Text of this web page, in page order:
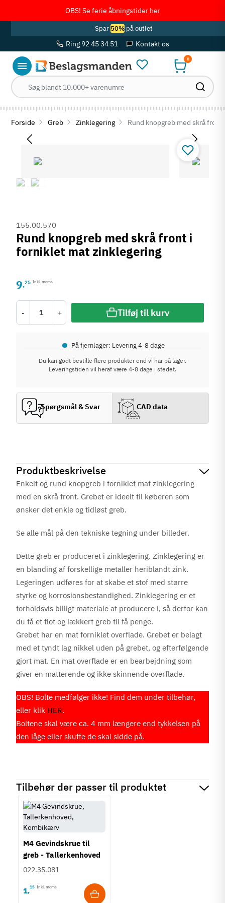
OBS! Se ferie åbningstider her
Spar 50%på outlet
Ring 92 45 34 51 Kontakt os
0
Forside Greb Zinklegering Rund knopgreb med skrå
Produktbeskrivelse
Enkelt og rund knopgreb i forniklet mat zinklegering
med en skrå front. Grebet er ideelt til køberen som
ønsker det enkle og tidløst greb.
Se alle mål på den tekniske tegning under billeder.
Dette greb er produceret i zinklegering. Zinklegering er
en blanding af forskellige metaller heriblandt zink.
Legeringen udføres for at skabe et stof med større
styrke og korrosionsbestandighed. Zinklegering er et
forholdsvis billigt materiale at producere i, så derfor kan
du få et flot og lækkert greb til få penge.
Grebet har en mat forniklet overflade. Grebet er belagt
med et tyndt lag nikkel uden på grebet, og efterfølgende
gjort mat. En mat overflade er en bearbejdning som
giver en matterende og ikke skinnende overflade.
OBS! Bolte medfølger ikke! Find dem under tilbehør,
eller klik HER.
Boltene skal være ca. 4 mm længere end tykkelsen på
den låge eller skuffe de skal sidde på.
Tilbehør der passer til produktet
M4 Gevindskrue til
greb - Tallerkenhoved
- Krydskærv
022.35.081
1,15 Inkl. moms
155.00.570
Rund knopgreb med skrå front i
forniklet mat zinklegering
9,25 Inkl. moms
- + Tilføj til kurv
• På fjernlager: Levering 4-8 dage
Du kan godt bestille flere produkter end vi har på lager.
Leveringstiden vil heraf være 4-8 dage i stedet.
Spørgsmål & Svar CAD data